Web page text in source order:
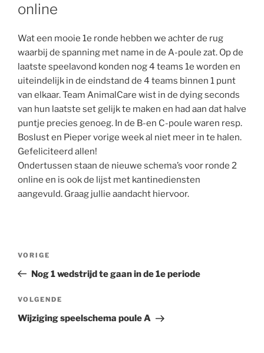
online
Wat een mooie 1e ronde hebben we achter de rug
waarbij de spanning met name in de A-poule zat. Op de
laatste speelavond konden nog 4 teams 1e worden en
uiteindelijk in de eindstand de 4 teams binnen 1 punt
van elkaar. Team AnimalCare wist in de dying seconds
van hun laatste set gelijk te maken en had aan dat halve
puntje precies genoeg. In de B-en C-poule waren resp.
Boslust en Pieper vorige week al niet meer in te halen.
Gefeliciteerd allen!
Ondertussen staan de nieuwe schema’s voor ronde 2
online en is ook de lijst met kantinediensten
aangevuld. Graag jullie aandacht hiervoor.
Vorig
bericht
VORIGE
Nog 1 wedstrijd te gaan in de 1e periode
Volgend
bericht
VOLGENDE
Wijziging speelschema poule A